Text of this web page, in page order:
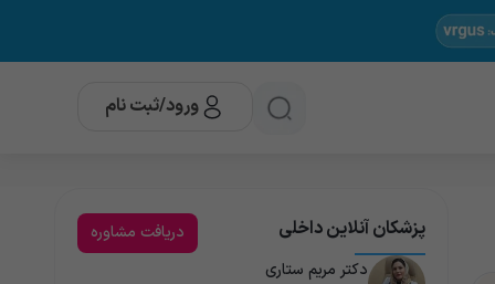
ورود/ثبت نام
پزشکان آنلاین داخلی
دریافت مشاوره
دکتر مریم ستاری